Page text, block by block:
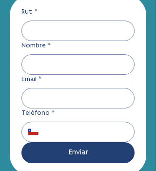
Rut *
Nombre *
Email *
Teléfono *
Enviar